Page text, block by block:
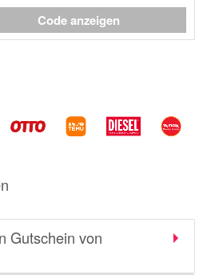
Code anzeigen
Gutschein von